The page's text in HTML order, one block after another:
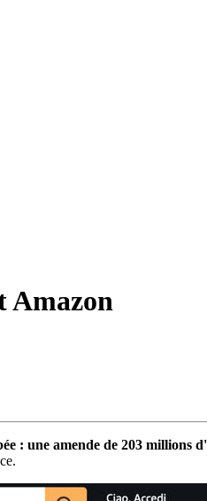
Amazon
: une amende de 203 millions